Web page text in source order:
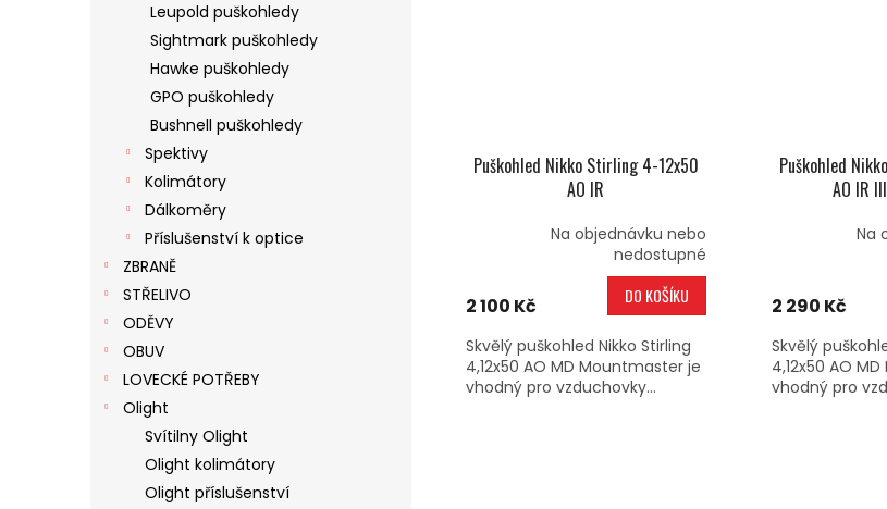
Leupold puškohledy
Sightmark puškohledy
Hawke puškohledy
GPO puškohledy
Bushnell puškohledy
Spektivy
Kolimátory
Dálkoměry
Příslušenství k optice
ZBRANĚ
STŘELIVO
ODĚVY
OBUV
LOVECKÉ POTŘEBY
Olight
Svítilny Olight
Olight kolimátory
Olight příslušenství
Puškohled Nikko Stirling 4-12x50
AO IR
Na objednávku nebo
nedostupné
2 100 Kč DO KOŠÍKU
Skvělý puškohled Nikko Stirling
4,12x50 AO MD Mountmaster je
vhodný pro vzduchovky...
Puškohled
AO IR
Na
2 290 Kč
Skvělý
4,12x50 AO
vhodný pro